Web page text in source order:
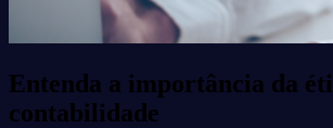
Entenda a importância da
contabilidade